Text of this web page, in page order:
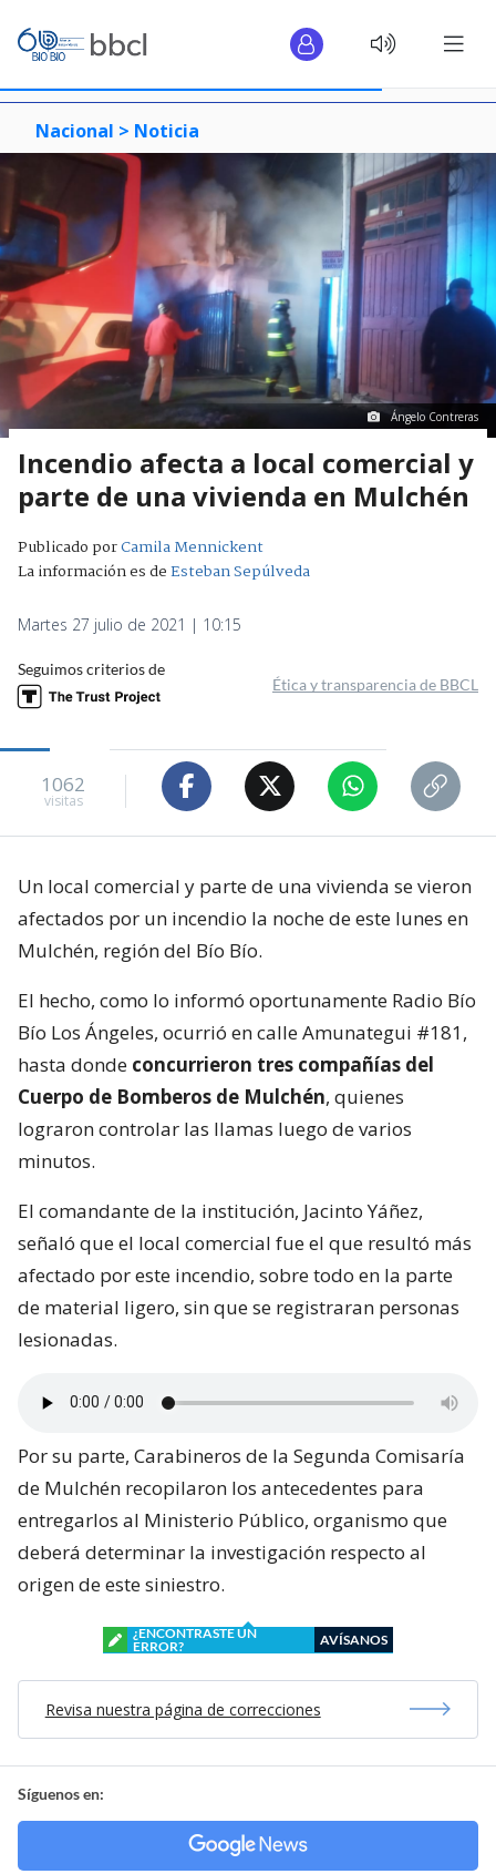
Nacional > Noticia
Ángelo Contreras
Incendio afecta a local comercial y
parte de una vivienda en Mulchén
Publicado porCamila Mennickent
La información es deEsteban Sepúlveda
Martes 27 julio de 2021 | 10:15
Seguimos criterios de
Ética y transparencia de BBCL
1062
visitas
Un local comercial y parte de una vivienda se vieron
afectados por un incendio la noche de este lunes en
Mulchén, región del Bío Bío.
El hecho, como lo informó oportunamente Radio Bío
Bío Los Ángeles, ocurrió en calle Amunategui #181,
hasta donde concurrieron tres compañías del
Cuerpo de Bomberos de Mulchén, quienes
lograron controlar las llamas luego de varios
minutos.
El comandante de la institución, Jacinto Yáñez,
señaló que el local comercial fue el que resultó más
afectado por este incendio, sobre todo en la parte
de material ligero, sin que se registraran personas
lesionadas.
Por su parte, Carabineros de la Segunda Comisaría
de Mulchén recopilaron los antecedentes para
entregarlos al Ministerio Público, organismo que
deberá determinar la investigación respecto al
origen de este siniestro.
¿ENCONTRASTE UN
ERROR?
AVÍSANOS
Revisa nuestra página de correcciones
Síguenos en: